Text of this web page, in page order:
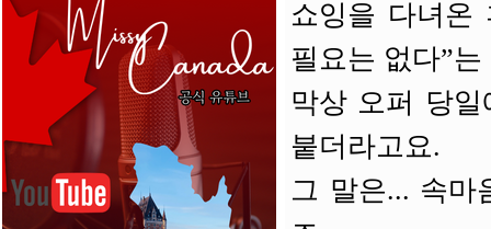
쇼잉을 다녀온
필요는 없다”
막상 오퍼 당
붙더라고요.
그 말은... 속마